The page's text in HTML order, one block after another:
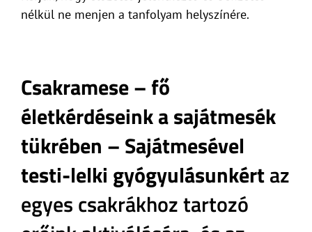
nélkül ne menjen a tanfolyam helyszínére.
Csakramese – fő
életkérdéseink a sajátmesék
tükrében – Sajátmesével
testi-lelki gyógyulásunkértaz
egyes csakrákhoz tartozó